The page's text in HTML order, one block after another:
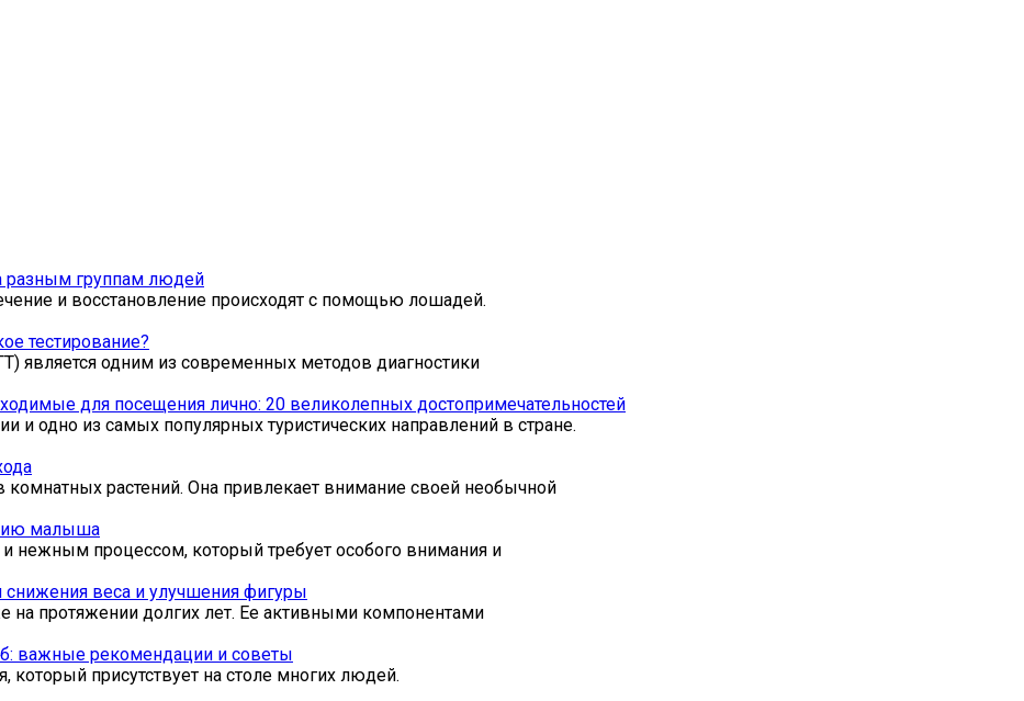
разным группам людей
и восстановление происходят с помощью лошадей.
тестирование?
является одним из современных методов диагностики
для посещения лично: 20 великолепных достопримечательностей
и одно из самых популярных туристических направлений в стране.
растений. Она привлекает внимание своей необычной
малыша
нежным процессом, который требует особого внимания и
веса и улучшения фигуры
на протяжении долгих лет. Ее активными компонентами
важные рекомендации и советы
который присутствует на столе многих людей.